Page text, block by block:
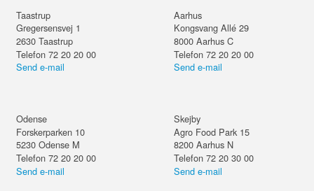
Taastrup
Gregersensvej 1
2630 Taastrup
Telefon 72 20 20 00
Send e-mail
Aarhus
Kongsvang Allé 29
8000 Aarhus C
Telefon 72 20 20 00
Send e-mail
Odense
Forskerparken 10
5230 Odense M
Telefon 72 20 20 00
Send e-mail
Skejby
Agro Food Park 15
8200 Aarhus N
Telefon 72 20 30 00
Send e-mail